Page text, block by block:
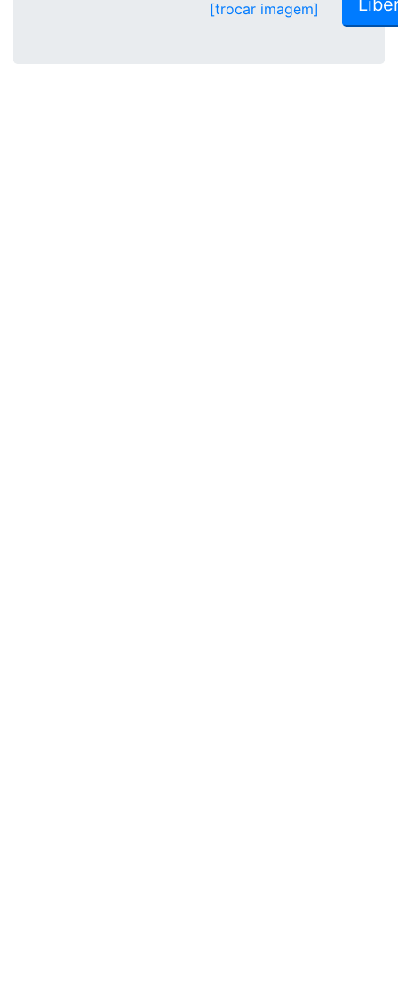
[trocar imagem]